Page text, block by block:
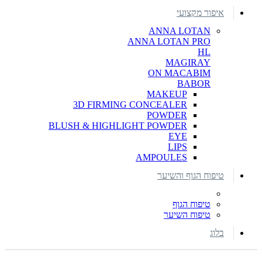
איפור מקצועי
ANNA LOTAN
ANNA LOTAN PRO
HL
MAGIRAY
ON MACABIM
BABOR
MAKEUP
3D FIRMING CONCEALER
POWDER
BLUSH & HIGHLIGHT POWDER
EYE
LIPS
AMPOULES
טיפוח הגוף והשיער
טיפוח הגוף
טיפוח השיער
בלוג